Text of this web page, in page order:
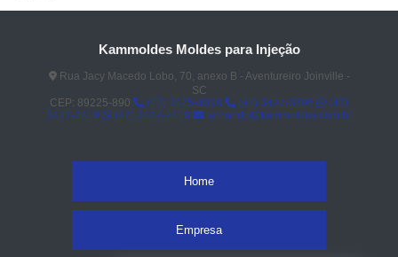
Kammoldes Moldes para Injeção
Rua Jacy Macedo Lobo, 70, anexo B - Aventureiro Joinville -
SC
CEP: 89225-890
(47) 3425-4098 (47) 3427-3206
(47)
3437-2419
(47) 3437-2419 fernando@kammoldes.com.br
Home
Empresa